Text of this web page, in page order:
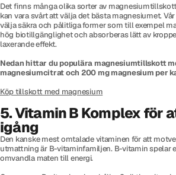
Det finns många olika sorter av
kan vara svårt att välja det bästa magnesiumet.
välja säkra och pålitliga former som till exempel
hög biotillgänglighet och absorberas lätt av
laxerande effekt.
Nedan hittar du populära magnesiumtillskott
magnesiumcitrat och 200 mg magnesium per
Köp tillskott med magnesium
5. Vitamin B Komplex för
igång
Den kanske mest omtalade vitaminen för att
utmattning är B-vitaminfamiljen. B-vitamin spelar
omvandla maten till energi.